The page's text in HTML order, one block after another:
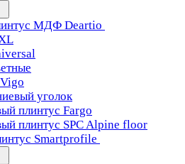
МДФ Deartio
уголок
плинтус Fargo
плинтус SPC Alpine floor
Smartprofile